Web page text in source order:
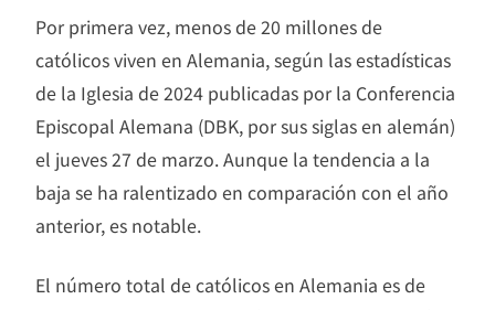
Por primera vez, menos de 20 millones de
católicos viven en Alemania, según las estadísticas
de la Iglesia de 2024 publicadas por la Conferencia
Episcopal Alemana (DBK, por sus siglas en alemán)
el jueves 27 de marzo. Aunque la tendencia a la
baja se ha ralentizado en comparación con el año
anterior, es notable.
El número total de católicos en Alemania es de